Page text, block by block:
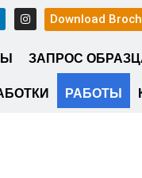
Download
ЗАПРОС
РАБОТЫ